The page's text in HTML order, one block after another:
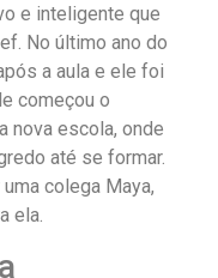
e inteligente que
No último ano do
a aula e ele foi
começou o
nova escola, onde
até se formar.
colega Maya,
ela.